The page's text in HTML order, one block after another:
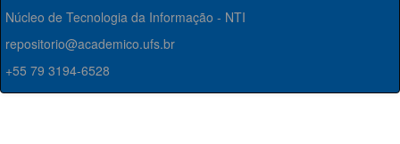
Núcleo de Tecnologia da Informação - NTI
repositorio@academico.ufs.br
+55 79 3194-6528